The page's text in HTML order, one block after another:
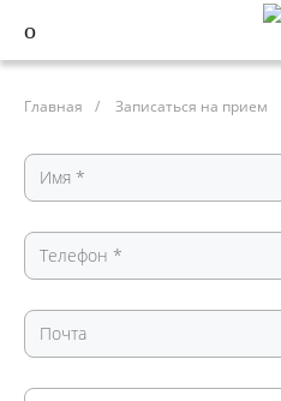
Главная / Записаться на прием